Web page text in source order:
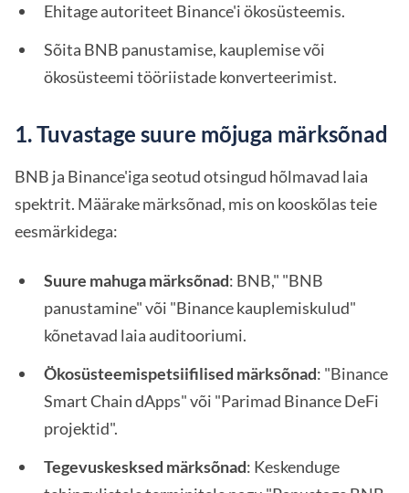
Ehitage autoriteet Binance'i ökosüsteemis.
Sõita BNB panustamise, kauplemise või
ökosüsteemi tööriistade konverteerimist.
1. Tuvastage suure mõjuga märksõnad
BNB ja Binance'iga seotud otsingud hõlmavad laia
spektrit. Määrake märksõnad, mis on kooskõlas teie
eesmärkidega:
Suure mahuga märksõnad: BNB," "BNB
panustamine" või "Binance kauplemiskulud"
kõnetavad laia auditooriumi.
Ökosüsteemispetsiifilised märksõnad: "Binance
Smart Chain dApps" või "Parimad Binance DeFi
projektid".
Tegevuskesksed märksõnad: Keskenduge